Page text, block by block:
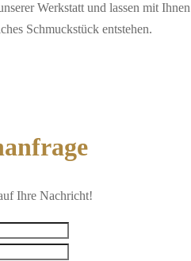
Werkstatt und lassen mit Ihnen
Schmuckstück entstehen.
Ihre Nachricht!